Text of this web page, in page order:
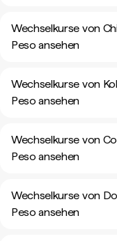
Wechselkurse von
Peso ansehen
Wechselkurse von
Peso ansehen
Wechselkurse von
Peso ansehen
Wechselkurse von
Peso ansehen